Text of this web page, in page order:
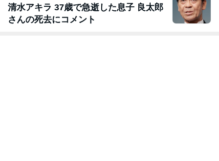
清水アキラ 37歳で急逝した息子 良太郎
さんの死去にコメント